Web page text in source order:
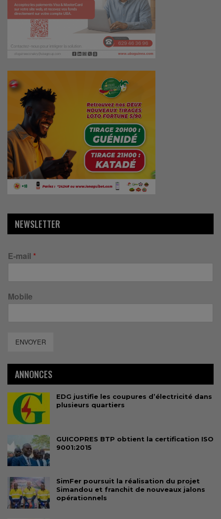
NEWSLETTER
E-mail *
Mobile
ENVOYER
ANNONCES
EDG justifie les coupures d’électricité dans
plusieurs quartiers
GUICOPRES BTP obtient la certification ISO
9001:2015
SimFer poursuit la réalisation du projet
Simandou et franchit de nouveaux jalons
opérationnels